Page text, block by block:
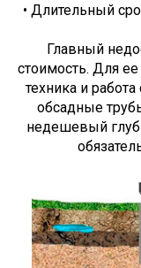
• Длительный
Главный
стоимость. Для
техника и
обсадные
недешевый